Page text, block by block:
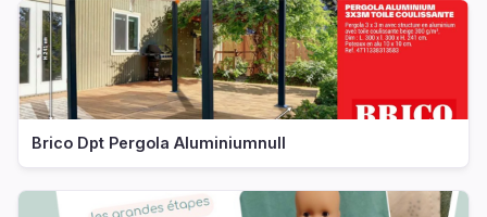
Brico Dpt Pergola Aluminiumnull